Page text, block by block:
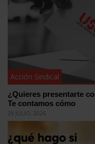
Acción Sindical
¿Quieres presentarte
Te contamos cómo
29 JULIO, 2026